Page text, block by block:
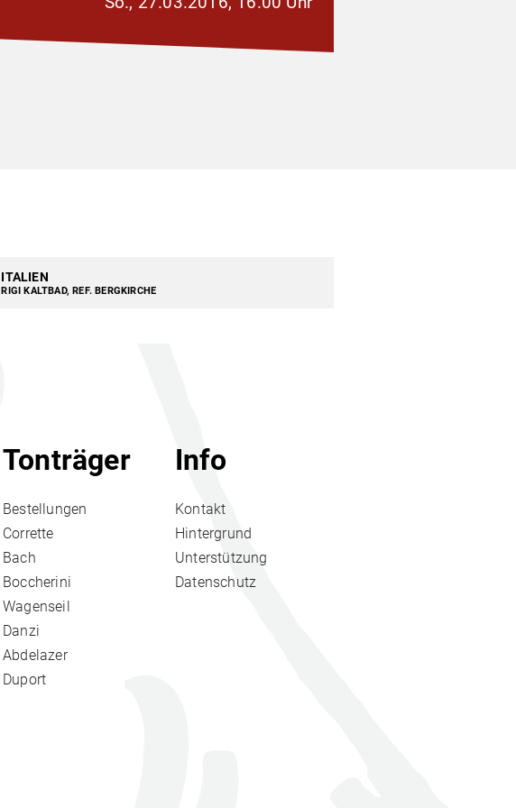
ITALIEN
RIGI KALTBAD, REF. BERGKIRCHE
Tonträger
Bestellungen
Corrette
Bach
Boccherini
Wagenseil
Danzi
Abdelazer
Duport
Info
Kontakt
Hintergrund
Unterstützung
Datenschutz